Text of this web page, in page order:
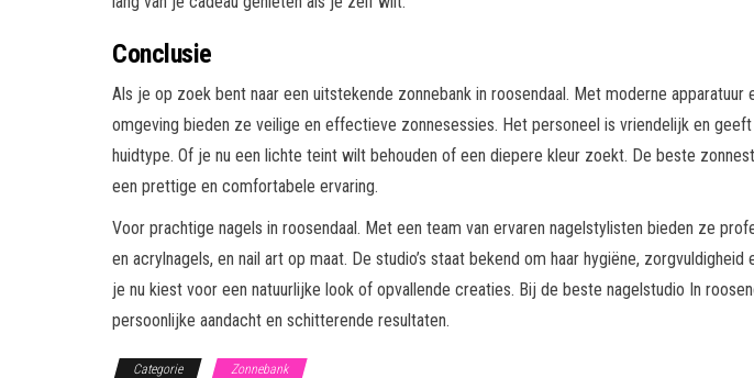
Conclusie
Als je op zoek bent naar een uitstekende zonnebank in roosendaal. Met moderne apparatuur
omgeving bieden ze veilige en effectieve zonnesessies. Het personeel is vriendelijk en
huidtype. Of je nu een lichte teint wilt behouden of een diepere kleur zoekt. De beste
een prettige en comfortabele ervaring.
Voor prachtige nagels in roosendaal. Met een team van ervaren nagelstylisten bieden ze
en acrylnagels, en nail art op maat. De studio’s staat bekend om haar hygiëne,
je nu kiest voor een natuurlijke look of opvallende creaties. Bij de beste nagelstudio In
persoonlijke aandacht en schitterende resultaten.
Categorie Zonnebank